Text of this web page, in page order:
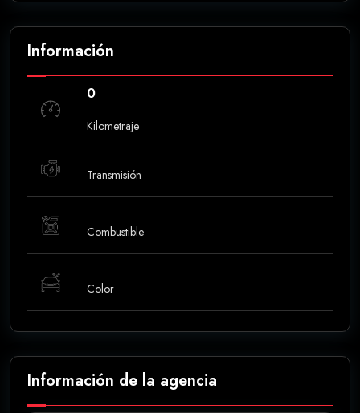
Información
0
Kilometraje
Transmisión
Combustible
Color
Información de la agencia